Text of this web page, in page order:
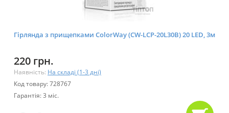
Гірлянда з прищепками ColorWay (CW-LCP-20L30B) 20 LED, 3м
220 грн.
Наявність: На складі (1-3 дні)
Код товару: 728767
Гарантія: 3 міс.